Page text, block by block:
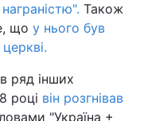
Також
що у нього був
ряд інших
році він розгнівав
"Україна +